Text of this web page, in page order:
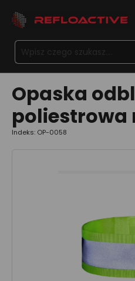
Opaska
poliestrowa
Indeks: OP-0058